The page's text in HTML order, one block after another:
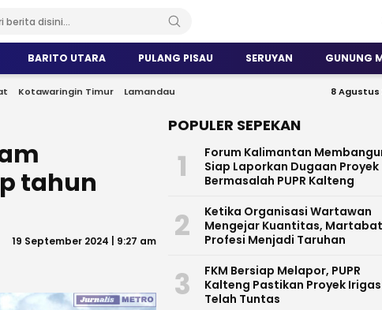
BARITO UTARA PULANG PISAU SERUYAN GUNUNG
Kotawaringin Timur Lamandau 8 Agustus
tahun
19 September 2024 | 9:27 am
POPULER SEPEKAN
1
Forum Kalimantan
Siap Laporkan Dugaan Proyek
Bermasalah PUPR Kalteng
2
Ketika Organisasi Wartawan
Mengejar Kuantitas, Martabat
Profesi Menjadi Taruhan
3
FKM Bersiap Melapor, PUPR
Kalteng Pastikan Proyek
Telah Tuntas